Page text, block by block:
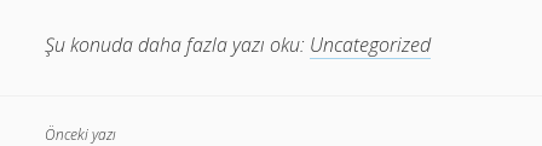
Şu konuda daha fazla yazı oku: Uncategorized
Önceki yazı